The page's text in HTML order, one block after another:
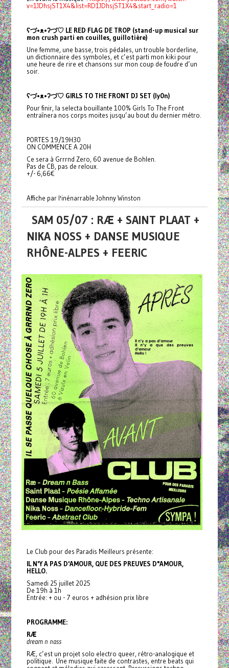
v=1JDhsjST1X4&list=RD1JDhsjST1X4&start_radio=1
ʕづ•ᴥ•ʔづ♡ LE RED FLAG DE TROP (stand-up musical sur
mon crush parti en couilles, guillotière)
Une femme, une basse, trois pédales, un trouble borderline,
un dictionnaire des symboles, et c’est parti mon kiki pour
une heure de rire et chansons sur mon coup de foudre d’un
soir.
ʕづ•ᴥ•ʔづ♡ GIRLS TO THE FRONT DJ SET (ly0n)
Pour finir, la selecta bouillante 100% Girls To The Front
entraînera nos corps moites jusqu’au bout du dernier métro.
PORTES 19/19H30
ON COMMENCE A 20H
Ce sera à Grrrnd Zero, 60 avenue de Bohlen.
Pas de CB, pas de reloux.
+/- 6,66€
Affiche par l'inénarrable Johnny Winston
SAM 05/07 : RÆ + SAINT PLAAT +
NIKA NOSS + DANSE MUSIQUE
RHÔNE-ALPES + FEERIC
Le Club pour des Paradis Meilleurs présente:
IL N'Y A PAS D'AMOUR, QUE DES PREUVES D"AMOUR,
HELLO.
Samedi 25 juillet 2025
De 19h à 1h
Entrée: + ou - 7 euros + adhésion prix libre
PROGRAMME:
RÆ
dream n nass
RÆ, c’est un projet solo electro queer, rétro-analogique et
politique. Une musique faite de contrastes, entre beats qui